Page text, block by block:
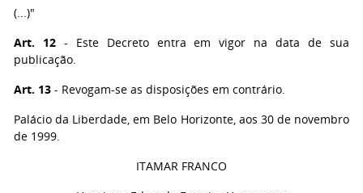
(...)"
Art. 12- Este Decreto entra em vigor na data de sua
publicação.
Art. 13 - Revogam-se as disposições em contrário.
Palácio da Liberdade, em Belo Horizonte, aos 30 de novembro
de 1999.
ITAMAR FRANCO